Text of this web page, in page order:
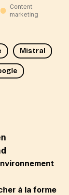
Content
marketing
Mistral
à la forme